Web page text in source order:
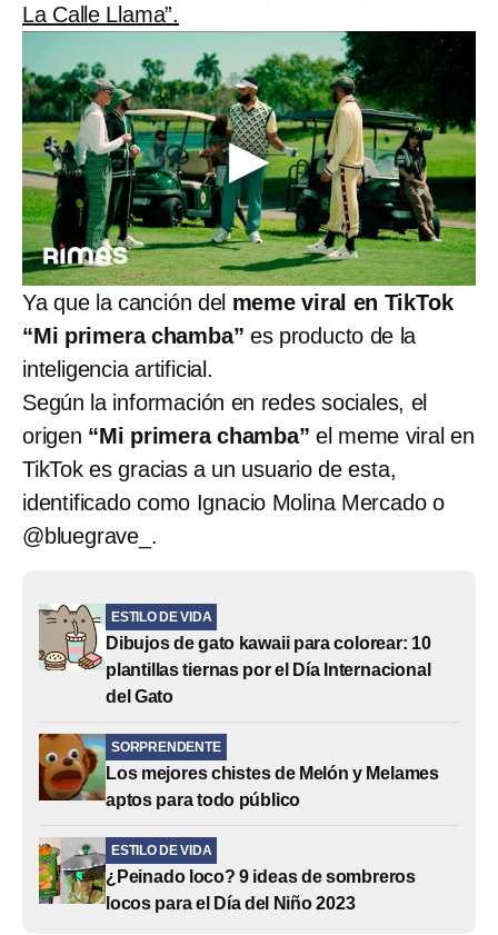
La Calle Llama”.
Ya que la canción del meme viral en TikTok
“Mi primera chamba” es producto de la
inteligencia artificial.
Según la información en redes sociales, el
origen “Mi primera chamba”el meme viral en
TikTok es gracias a un usuario de esta,
identificado como Ignacio Molina Mercado o
@bluegrave_.
ESTILO DE VIDA
Dibujos de gato kawaii para colorear: 10
plantillas tiernas por el Día Internacional
del Gato
SORPRENDENTE
Los mejores chistes de Melón y Melames
aptos para todo público
ESTILO DE VIDA
¿Peinado loco? 9 ideas de sombreros
locos para el Día del Niño 2023